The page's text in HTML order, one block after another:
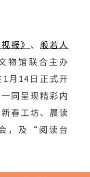
报》 、般若人
物馆联合主办
月14日正式开
同呈现精彩内
春工坊、晨读
，及“阅读台